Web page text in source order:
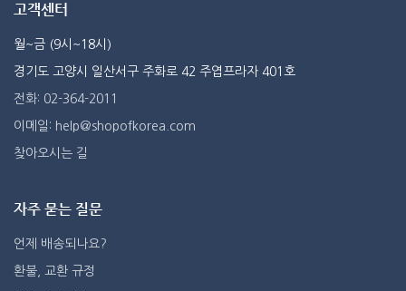
고객센터
월~금 (9시~18시)
경기도 고양시 일산서구 주화로 42 주엽프라자 401호
전화: 02-364-2011
이메일: help@shopofkorea.com
찾아오시는 길
자주 묻는 질문
언제 배송되나요?
환불, 교환 규정